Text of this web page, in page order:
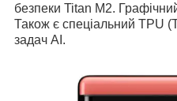
безпеки Titan M2.
Також є спеціальний TPU
задач AI.